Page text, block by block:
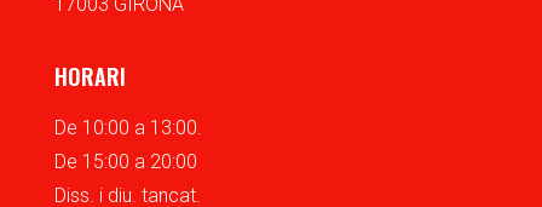
HORARI
De 10:00 a 13:00.
De 15:00 a 20:00
Diss. i diu. tancat.